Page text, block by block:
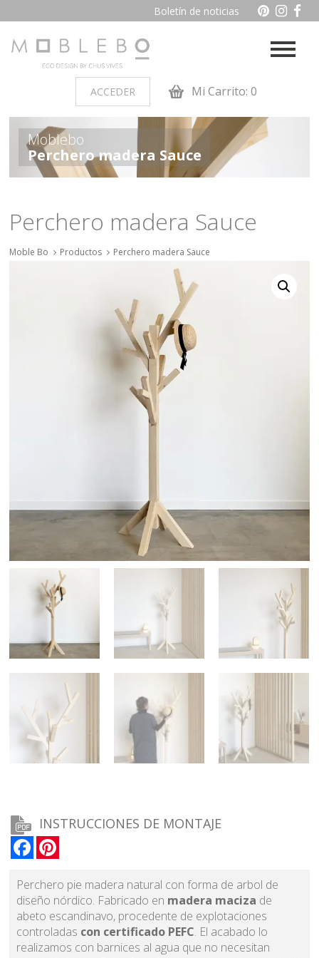
Boletín de noticias
ACCEDER Mi Carrito: 0
PRODUCTOS POR AMBIENTES
Auxiliares Baño
madera
Moblebo
Perchero madera Sauce
Perchero madera Sauce
Moble Bo Productos Perchero madera Sauce
INSTRUCCIONES DE MONTAJE
Facebook
Perchero pie madera natural con forma de arbol de
diseño nórdico. Fabricado en madera maciza de
abeto escandinavo, procedente de explotaciones
controladas con certificado PEFC. El acabado lo
realizamos con barnices al agua que no necesitan